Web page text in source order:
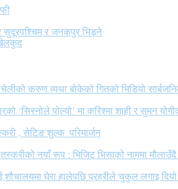
सुदूरपश्चिम र जनकपुर भिड्ने
खेलकुद
करुण व्यथा बोकेको गितको भिडियो
‘सिस्नोले पोल्यो’ मा करिश्मा शाही र सुमन
, सेटिङ शुल्क परिमार्जन
नयाँ रूप : भिजिट भिसाको नाममा मौलाउँदै
घेरा हालेपछि प्रहरीले चुकुल लगाइ दियो